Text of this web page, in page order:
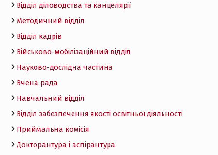
Відділ діловодства та канцелярії
Методичний відділ
Відділ кадрів
Військово-мобілізаційний відділ
Науково-дослідна частина
Вчена рада
Навчальний відділ
Відділ забезпечення якості освітньої діяльності
Приймальна комісія
Докторантура і аспірантура